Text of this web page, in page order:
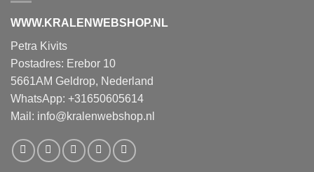
WWW.KRALENWEBSHOP.NL
Petra Kivits
Postadres: Erebor 10
5661AM Geldrop, Nederland
WhatsApp: +31650605614
Mail: info@kralenwebshop.nl